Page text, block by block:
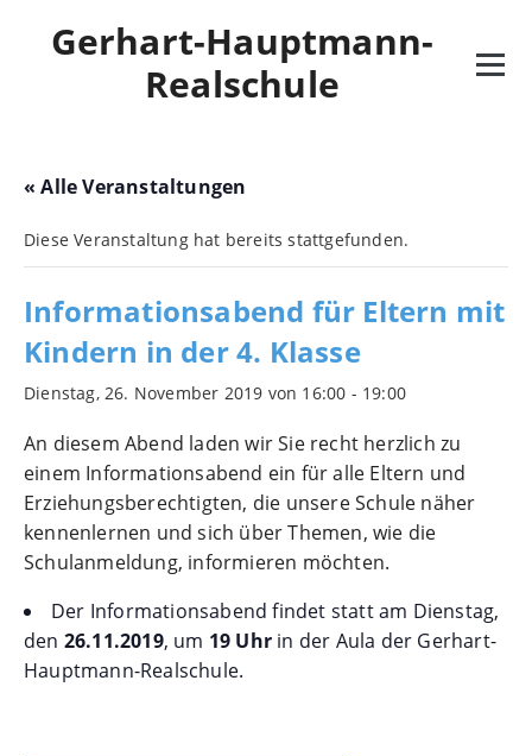
contentGerhart-Hauptmann-
Realschule
« Alle Veranstaltungen
Diese Veranstaltung hat bereits stattgefunden.
Informationsabend für Eltern mit
Kindern in der 4. Klasse
Dienstag, 26. November 2019 von 16:00 - 19:00
An diesem Abend laden wir Sie recht herzlich zu
einem Informationsabend ein für alle Eltern und
Erziehungsberechtigten, die unsere Schule näher
kennenlernen und sich über Themen, wie die
Schulanmeldung, informieren möchten.
Der Informationsabend findet statt am Dienstag,
den 26.11.2019, um 19 Uhr in der Aula der Gerhart-
Hauptmann-Realschule.